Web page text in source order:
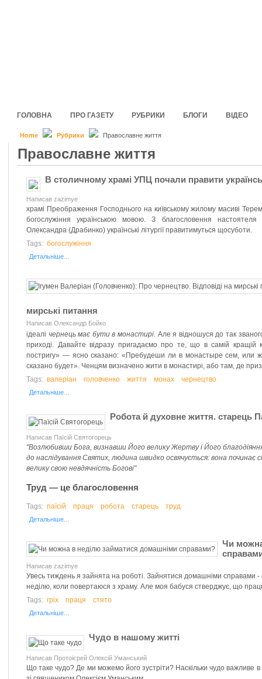
ГОЛОВНА ПРО ГАЗЕТУ РУБРИКИ БЛОГИ ВІДЕО
Home Рубрики Православне життя
Православне життя
В столичному храмі УПЦ почали правити
Написав zazimye
храмі Преображення Господнього на київському жилому масиві
богослужіння українською мовою. З благословення настоятеля
Олександра (Драбинко) українські літургії правитимуться щосуботи.
Tags: богослужіння
Детальніше...
мирські питання
Написав Олександр Бойко
ідеалі чернець має бути в монастирі. Але я відношуся до так
приході. Давайте відразу пригадаємо про те, що в самій кращій
постригу» — ясно сказано: «Пребудеши ли в монастыре сем, или
сказано будет». Ченцям визначено жити в монастирі, або там, де
Tags: валеріан головченко життя монах чернецтво
Детальніше...
Робота й духовне життя. старець
Написав Паїсій Святогорець
"Возлюбивши Бога, визнавши Його велику Жертву і Його
до наслідування Святих, людина швидко освячується: вона починає
велику свою невдячність Богові"
Труд — це благословення
Tags: паїсій праця робота старець труд
Детальніше...
Чи
Написав zazimye
Увесь тиждень я зайнята на роботі. Зайнятися домашніми справами -
неділю, коли повертаюся з храму. Але моя бабуся стверджує, що
Tags: гріх праця стято
Детальніше...
Чудо в нашому житті
Написав Протоієрей Олексій Уманський
Що таке чудо? Де ми можемо його зустріти? Наскільки чудо